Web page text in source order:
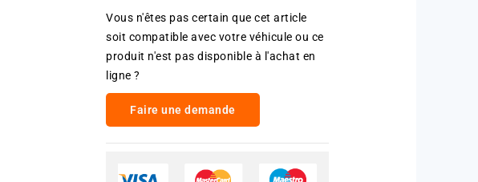
Vous n'êtes pas certain que cet article
soit compatible avec votre véhicule ou ce
produit n'est pas disponible à l'achat en
ligne ?
Faire une demande